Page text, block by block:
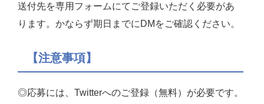
送付先を専用フォームにてご登録いただく必要があ
ります。かならず期日までにDMをご確認ください。
【注意事項】
◎応募には、Twitterへのご登録（無料）が必要です。